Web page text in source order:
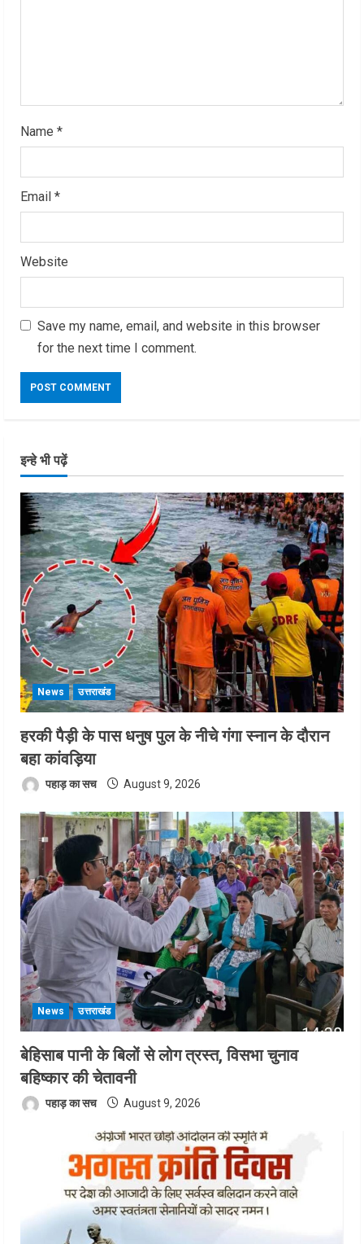
Name *
Email *
Website
Save my name, email, and website in this browser
for the next time I comment.
इन्हे भी पढ़ें
News उत्तराखंड
हरकी पैड़ी के पास धनुष पुल के नीचे गंगा स्नान के दौरान
बहा कांवड़िया
पहाड़ का सच August 9, 2026
News उत्तराखंड
बेहिसाब पानी के बिलों से लोग त्रस्त, विसभा चुनाव
बहिष्कार की चेतावनी
पहाड़ का सच August 9, 2026